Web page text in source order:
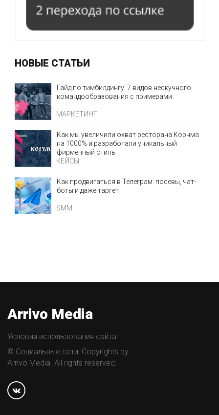
НОВЫЕ СТАТЬИ
Гайд по тимбилдингу: 7 видов нескучного
командообразования с примерами
МАРКЕТИНГ
Как мы увеличили охват ресторана Корчма
на 1000% и разработали уникальный
фирменный стиль
КЕЙСЫ
Как продвигаться в Телеграм: посевы, чат-
боты и даже таргет
SMM
Arrivo Media
Условия использования сайта
© Социальные сети, Copyrights by
Arrivo Media. All rights reserved.